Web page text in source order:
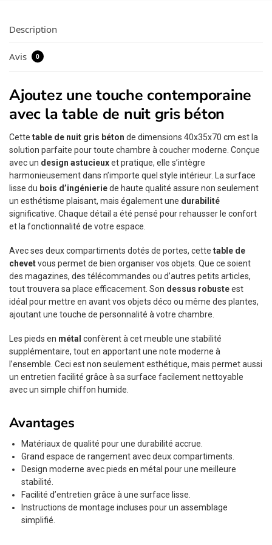
Description
Avis 0
Ajoutez une touche contemporaine
avec la table de nuit gris béton
Cette table de nuit gris béton de dimensions 40x35x70 cm est la
solution parfaite pour toute chambre à coucher moderne. Conçue
avec un design astucieuxet pratique, elle s’intègre
harmonieusement dans n’importe quel style intérieur. La surface
lisse du bois d’ingénieriede haute qualité assure non seulement
un esthétisme plaisant, mais également une durabilité
significative. Chaque détail a été pensé pour rehausser le confort
et la fonctionnalité de votre espace.
Avec ses deux compartiments dotés de portes, cette table de
chevetvous permet de bien organiser vos objets. Que ce soient
des magazines, des télécommandes ou d’autres petits articles,
tout trouvera sa place efficacement. Son dessus robusteest
idéal pour mettre en avant vos objets déco ou même des plantes,
ajoutant une touche de personnalité à votre chambre.
Les pieds en métal confèrent à cet meuble une stabilité
supplémentaire, tout en apportant une note moderne à
l’ensemble. Ceci est non seulement esthétique, mais permet aussi
un entretien facilité grâce à sa surface facilement nettoyable
avec un simple chiffon humide.
Avantages
Matériaux de qualité pour une durabilité accrue.
Grand espace de rangement avec deux compartiments.
Design moderne avec pieds en métal pour une meilleure
stabilité.
Facilité d’entretien grâce à une surface lisse.
Instructions de montage incluses pour un assemblage
simplifié.